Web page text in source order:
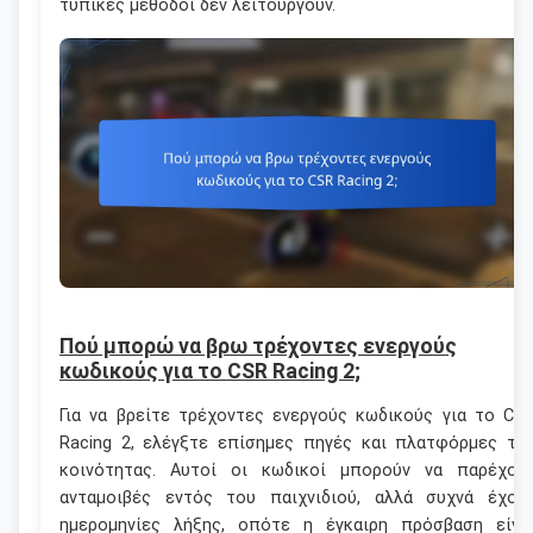
τυπικές μέθοδοι δεν λειτουργούν.
Πού μπορώ να βρω τρέχοντες ενεργούς
κωδικούς για το CSR Racing 2;
Για να βρείτε τρέχοντες ενεργούς κωδικούς για το
Racing 2, ελέγξτε επίσημες πηγές και πλατφόρμες
κοινότητας. Αυτοί οι κωδικοί μπορούν να
ανταμοιβές εντός του παιχνιδιού, αλλά συχνά
ημερομηνίες λήξης, οπότε η έγκαιρη πρόσβαση